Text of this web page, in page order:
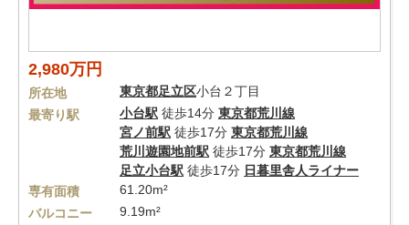
2,980万円
所在地 東京都足立区小台２丁目
最寄り駅
小台駅 徒歩14分 東京都荒川線
宮ノ前駅 徒歩17分 東京都荒川線
荒川遊園地前駅 徒歩17分 東京都荒川線
足立小台駅 徒歩17分 日暮里舎人ライナー
専有面積
61.20m²
バルコニー
9.19m²